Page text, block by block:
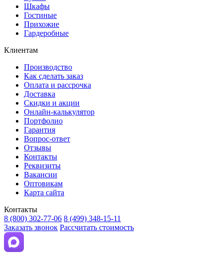
Шкафы
Гостиные
Прихожие
Гардеробные
Клиентам
Производство
Как сделать заказ
Оплата и рассрочка
Доставка
Скидки и акции
Онлайн-калькулятор
Портфолио
Гарантия
Вопрос-ответ
Отзывы
Контакты
Реквизиты
Вакансии
Оптовикам
Карта сайта
Контакты
8 (800) 302-77-06 8 (499) 348-15-11
Заказать звонок Рассчитать стоимость